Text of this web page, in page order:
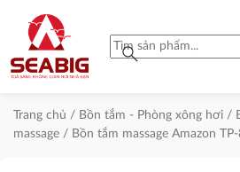
search
Trang chủ / Bồn tắm - Phòng xông hơi /
massage / Bồn tắm massage Amazon